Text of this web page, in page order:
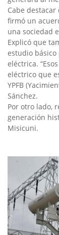
Cabe
firmó un
una sociedad
Explicó que
estudio
eléctrica.
eléctrico que
YPFB
Sánchez.
Por otro lado,
generación
Misicuni.